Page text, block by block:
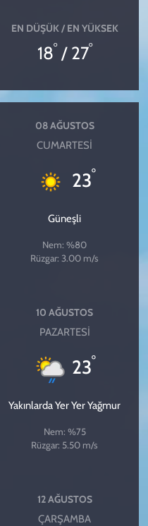
EN DÜŞÜK / EN YÜKSEK
18°/ 27°
08 AĞUSTOS
CUMARTESI
23°
Güneşli
Nem: %80
Rüzgar: 3.00 m/s
10 AĞUSTOS
PAZARTESI
23°
Yakınlarda Yer Yer Yağmur
Nem: %75
Rüzgar: 5.50 m/s
12 AĞUSTOS
ÇARŞAMBA